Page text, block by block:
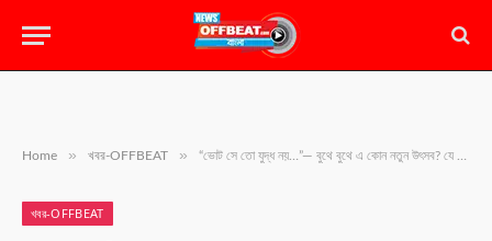
Home » খবর-OFFBEAT » “ভোট সে তো যুদ্ধ নয়…”— বুথে বুথে এ কোন নতুন উৎসব? যে মানবিক উদ্যোগে ইতিহাস গড়ল বাংলার প্রথম দফার নির্বাচন!
খবর-OFFBEAT